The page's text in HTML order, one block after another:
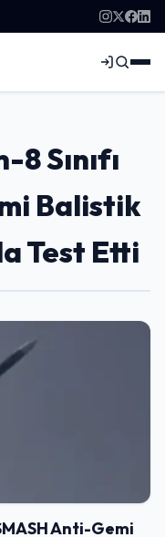
Sınıfı
Balistik
Test Etti
Anti-Gemi